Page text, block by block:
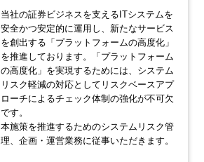
当社の証券ビジネスを支えるITシステムを
安全かつ安定的に運用し、新たなサービス
を創出する「プラットフォームの高度化」
を推進しております。「プラットフォーム
の高度化」を実現するためには、システム
リスク軽減の対応としてリスクベースアプ
ローチによるチェック体制の強化が不可欠
です。
本施策を推進するためのシステムリスク管
理、企画・運営業務に従事いただきます。